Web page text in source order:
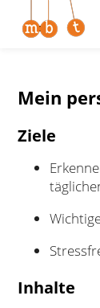
Mein
Ziele
Inhalte